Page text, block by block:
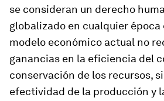
se consideran un derecho
globalizado en cualquier época
modelo económico actual no
ganancias en la eficiencia del
conservación de los recursos,
efectividad de la producción y